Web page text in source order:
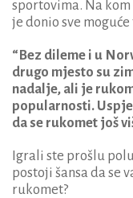
sportovima. Na
je donio sve moguće
“Bez dileme i u
drugo mjesto su
nadalje, ali je
popularnosti.
da se rukomet još
Igrali ste prošlu
postoji šansa da se
rukomet?